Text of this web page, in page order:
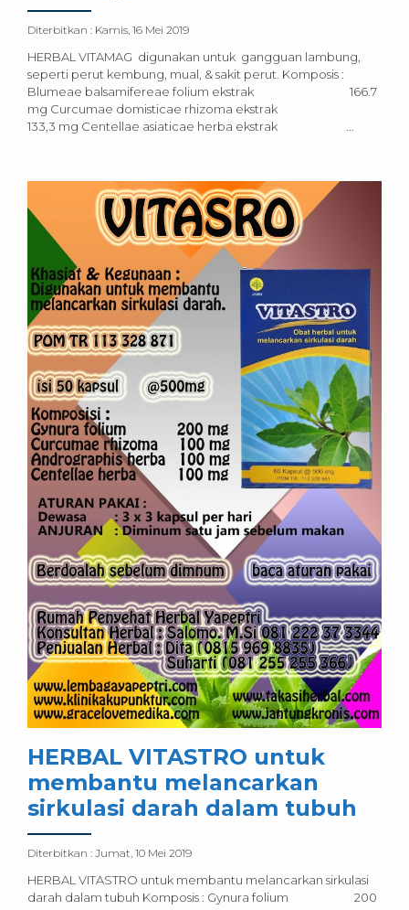
Diterbitkan : Kamis, 16 Mei 2019
HERBAL VITAMAG digunakan untuk gangguan lambung,
seperti perut kembung, mual, & sakit perut. Komposis :
Blumeae balsamifereae folium ekstrak 166.7
mg Curcumae domisticae rhizoma ekstrak
133,3 mg Centellae asiaticae herba ekstrak ...
HERBAL VITASTRO untuk
membantu melancarkan
sirkulasi darah dalam tubuh
Diterbitkan : Jumat, 10 Mei 2019
HERBAL VITASTRO untuk membantu melancarkan sirkulasi
darah dalam tubuh Komposis : Gynura folium 200